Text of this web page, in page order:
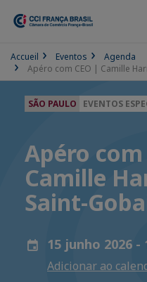
Accueil Eventos
Agenda
Apéro com CEO | Camille
SÃO PAULO EVENTOS
Apéro com
Camille
Saint-
15 junho 2026 -
Adicionar ao